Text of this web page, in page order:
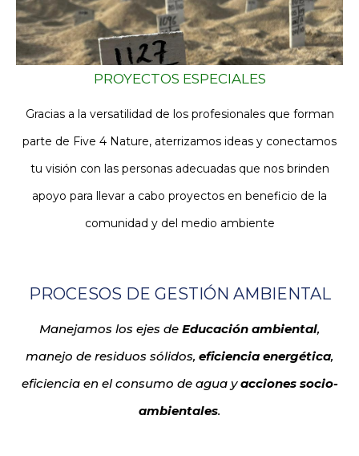
PROYECTOS ESPECIALES
Gracias a la versatilidad de los profesionales que forman
parte de Five 4 Nature, aterrizamos ideas y conectamos
tu visión con las personas adecuadas que nos brinden
apoyo para llevar a cabo proyectos en beneficio de la
comunidad y del medio ambiente
PROCESOS DE GESTIÓN AMBIENTAL
Manejamos los ejes de Educación ambiental,
manejo de residuos sólidos, eficiencia energética,
eficiencia en el consumo de agua yacciones socio-
ambientales.